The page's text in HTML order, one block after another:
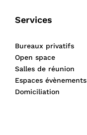
Services
Bureaux privatifs
Open space
Salles de réunion
Espaces évènements
Domiciliation